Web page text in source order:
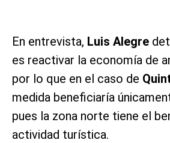
En entrevista, Luis Alegre
es reactivar la economía de
por lo que en el caso de
medida beneficiaría
pues la zona norte tiene el
actividad turística.